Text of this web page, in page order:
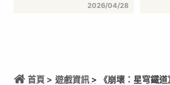
2026/04/28
首頁 > 遊戲資訊> 《崩壞：星穹鐵道